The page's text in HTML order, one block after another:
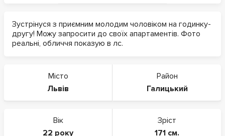
Зустрінуся з приємним молодим чоловіком на годинку-
другу! Можу запросити до своїх апартаментів. Фото
реальні, обличчя показую в лс.
Місто
Львів
Район
Галицький
Вік
22 року
Зріст
171 см.